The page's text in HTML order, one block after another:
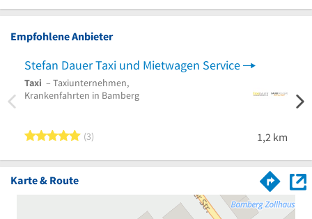
Empfohlene Anbieter
Stefan Dauer Taxi und Mietwagen Service
Taxi – Taxiunternehmen,
Krankenfahrten in Bamberg
5 von 5 Sternen
3 1,2 km
bei
Karte & Route